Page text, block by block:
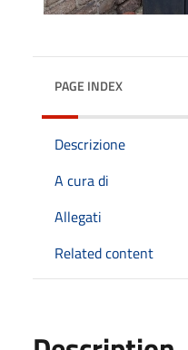
PAGE INDEX
Descrizione
A cura di
Allegati
Related content